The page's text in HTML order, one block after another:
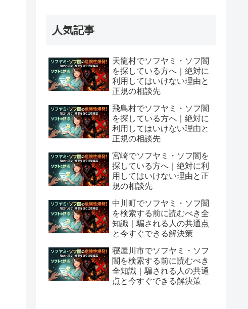
人気記事
天龍村でソフヤミ・ソフ闇
を探している方へ｜絶対に
利用してはいけない理由と
正規の相談先
飛島村でソフヤミ・ソフ闇
を探している方へ｜絶対に
利用してはいけない理由と
正規の相談先
宮崎でソフヤミ・ソフ闇を
探している方へ｜絶対に利
用してはいけない理由と正
規の相談先
中川町でソフヤミ・ソフ闇
を検索する前に読むべき全
知識｜騙される人の共通点
と今すぐできる解決策
寝屋川市でソフヤミ・ソフ
闇を検索する前に読むべき
全知識｜騙される人の共通
点と今すぐできる解決策